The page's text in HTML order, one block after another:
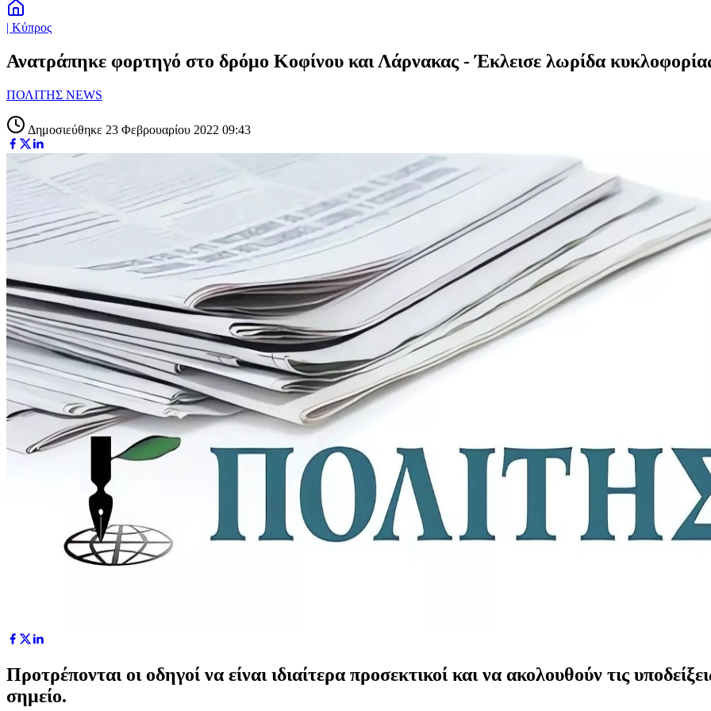
| Κύπρος
Ανατράπηκε φορτηγό στο δρόμο Κοφίνου και Λάρνακας - Έκλεισε λωρίδα
ΠΟΛΙΤΗΣ NEWS
Δημοσιεύθηκε 23 Φεβρουαρίου 2022 09:43
Προτρέπονται οι οδηγοί να είναι ιδιαίτερα προσεκτικοί και να ακολουθούν τις
σημείο.